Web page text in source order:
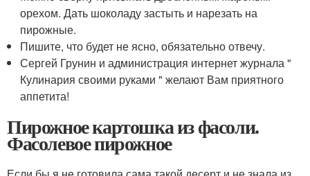
орехом. Дать шоколаду застыть и нарезать на
пирожные.
Пишите, что будет не ясно, обязательно отвечу.
Сергей Грунин и администрация интернет журнала "
Кулинария своими руками " желают Вам приятного
аппетита!
Пирожное картошка из фасоли.
Фасолевое пирожное